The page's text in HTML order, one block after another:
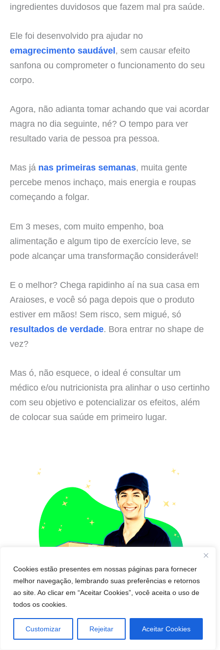
Cookies estão presentes em nossas páginas para fornecer
melhor navegação, lembrando suas preferências e retornos
ao site. Ao clicar em “Aceitar Cookies”, você aceita o uso de
todos os cookies.
Customizar Rejeitar Aceitar Cookies
ingredientes duvidosos que fazem mal pra saúde.
Ele foi desenvolvido pra ajudar no
emagrecimento saudável, sem causar efeito
sanfona ou comprometer o funcionamento do seu
corpo.
Agora, não adianta tomar achando que vai acordar
magra no dia seguinte, né? O tempo para ver
resultado varia de pessoa pra pessoa.
Mas já nas primeiras semanas, muita gente
percebe menos inchaço, mais energia e roupas
começando a folgar.
Em 3 meses, com muito empenho, boa
alimentação e algum tipo de exercício leve, se
pode alcançar uma transformação considerável!
E o melhor? Chega rapidinho aí na sua casa em
Araioses, e você só paga depois que o produto
estiver em mãos! Sem risco, sem migué, só
resultados de verdade. Bora entrar no shape de
vez?
Mas ó, não esquece, o ideal é consultar um
médico e/ou nutricionista pra alinhar o uso certinho
com seu objetivo e potencializar os efeitos, além
de colocar sua saúde em primeiro lugar.
Pedido de cápsula emagrecedora para Entregar